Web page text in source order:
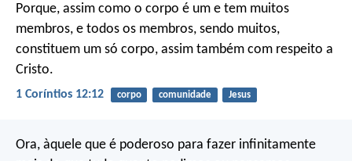
Porque, assim como o corpo é um e tem muitos
membros, e todos os membros, sendo muitos,
constituem um só corpo, assim também com respeito a
Cristo.
1 Coríntios 12:12 corpo comunidade Jesus
Ora, àquele que é poderoso para fazer infinitamente